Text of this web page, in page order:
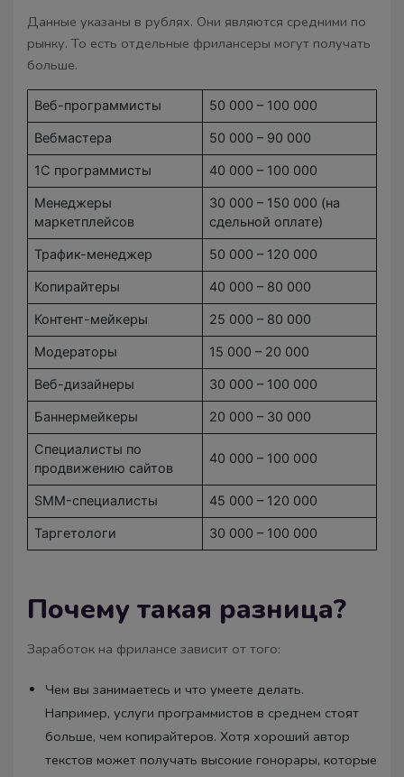
Данные указаны в рублях. Они являются средними по
рынку. То есть отдельные фрилансеры могут получать
больше.
Веб-программисты
50 000 – 100 000
Вебмастера
50 000 – 90 000
1С программисты
40 000 – 100 000
Менеджеры
маркетплейсов
30 000 – 150 000 (на
сдельной оплате)
Трафик-менеджер
50 000 – 120 000
Копирайтеры
40 000 – 80 000
Контент-мейкеры
25 000 – 80 000
Модераторы
15 000 – 20 000
Веб-дизайнеры
30 000 – 100 000
Баннермейкеры
20 000 – 30 000
Специалисты по
продвижению сайтов
40 000 – 100 000
SMM-специалисты
45 000 – 120 000
Таргетологи
30 000 – 100 000
Почему такая разница?
Заработок на фрилансе зависит от того:
Чем вы занимаетесь и что умеете делать.
Например, услуги программистов в среднем стоят
больше, чем копирайтеров. Хотя хороший автор
текстов может получать высокие гонорары, которые